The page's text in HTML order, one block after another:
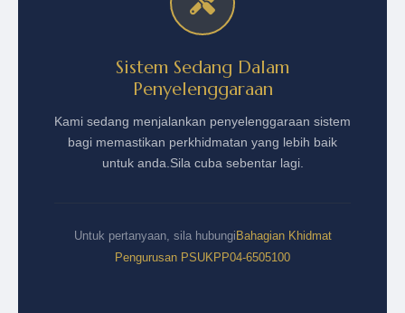
Sistem Sedang Dalam
Penyelenggaraan
Kami sedang menjalankan penyelenggaraan sistem
bagi memastikan perkhidmatan yang lebih baik
untuk anda. Sila cuba sebentar lagi.
Untuk pertanyaan, sila hubungi Bahagian Khidmat
Pengurusan PSUKPP04-6505100